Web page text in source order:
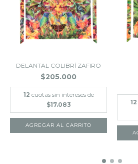
DELANTAL COLIBRÍ ZAFIRO
$205.000
12 cuotas sin intereses de
$17.083
12